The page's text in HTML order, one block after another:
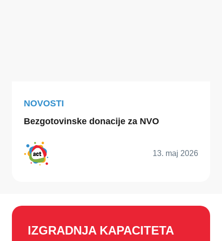
NOVOSTI
Bezgotovinske donacije za NVO
13. maj 2026
IZGRADNJA KAPACITETA